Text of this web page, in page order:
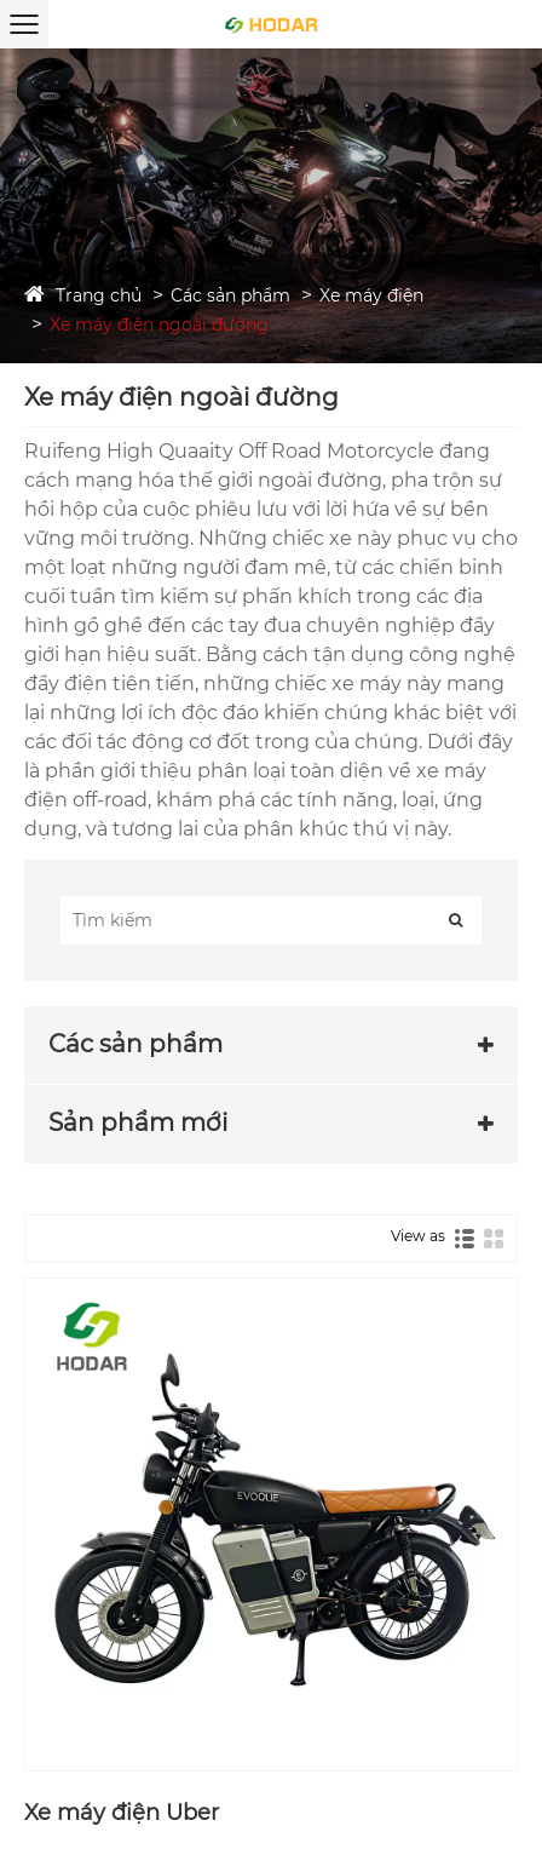
Trang chủ Các sản phẩm
Xe máy điện
Xe máy điện ngoài đường
Xe máy điện ngoài đường
Ruifeng High Quaaity Off Road Motorcycle đang
cách mạng hóa thế giới ngoài đường, pha trộn sự
hồi hộp của cuộc phiêu lưu với lời hứa về sự bền
vững môi trường. Những chiếc xe này phục vụ cho
một loạt những người đam mê, từ các chiến binh
cuối tuần tìm kiếm sự phấn khích trong các địa
hình gồ ghề đến các tay đua chuyên nghiệp đẩy
giới hạn hiệu suất. Bằng cách tận dụng công nghệ
đẩy điện tiên tiến, những chiếc xe máy này mang
lại những lợi ích độc đáo khiến chúng khác biệt với
các đối tác động cơ đốt trong của chúng. Dưới đây
là phần giới thiệu phân loại toàn diện về xe máy
điện off-road, khám phá các tính năng, loại, ứng
dụng, và tương lai của phân khúc thú vị này.
Các sản phẩm
Sản phẩm mới
View as
Xe máy điện Uber